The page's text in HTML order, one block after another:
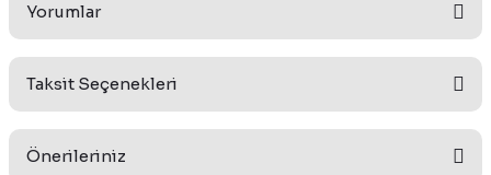
Yorumlar
Taksit Seçenekleri
Önerileriniz